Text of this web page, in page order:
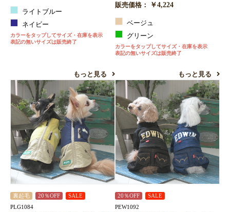
ライトブルー
ネイビー
カラーをタップしてサイズ・在庫を表示
表記の無いサイズは販売終了
もっと見る
販売価格：
￥4,224
ベージュ
グリーン
カラーをタップしてサイズ・在庫を表示
表記の無いサイズは販売終了
もっと見る
裏起毛 20％OFF SALE
PLG1084
20％OFF SALE
PEW1092